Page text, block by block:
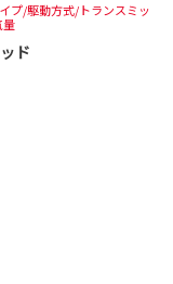
プ/駆動方式/トランスミッ
量
ド